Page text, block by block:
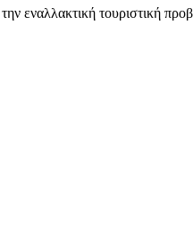
εναλλακτική τουριστική